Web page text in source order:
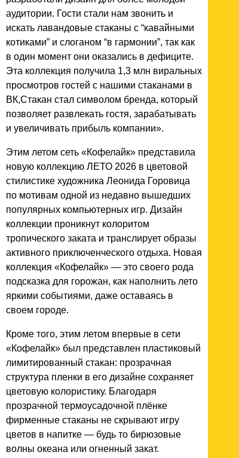
аудитории. Гости стали нам звонить и
искать лавандовые стаканы с “кавайными
котиками” и слоганом “в гармонии”, так как
в один момент они оказались в дефиците.
Эта коллекция получила 1,3 млн виральных
просмотров гостей с нашими стаканами в
ВК,Стакан стал символом бренда, который
позволяет развлекать гостя, зарабатывать
и увеличивать прибыль компании».
Этим летом сеть «Кофелайк» представила
новую коллекцию ЛЕТО 2026 в цветовой
стилистике художника Леонида Горовица
по мотивам одной из недавно вышедших
популярных компьютерных игр. Дизайн
коллекции проникнут колоритом
тропического заката и транслирует образы
активного приключенческого отдыха. Новая
коллекция «Кофелайк» — это своего рода
подсказка для горожан, как наполнить лето
яркими событиями, даже оставаясь в
своем городе.
Кроме того, этим летом впервые в сети
«Кофелайк» был представлен пластиковый
лимитированный стакан: прозрачная
структура пленки в его дизайне сохраняет
цветовую колористику. Благодаря
прозрачной термоусадочной плёнке
фирменные стаканы не скрывают игру
цветов в напитке — будь то бирюзовые
волны океана или огненный закат.